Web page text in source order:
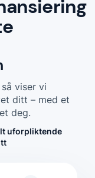
viser vi
ditt – med et
deg.
uforpliktende